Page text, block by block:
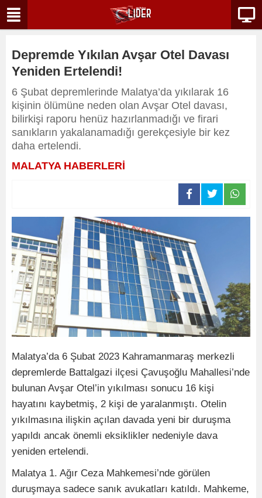
Depremde Yıkılan Avşar Otel Davası
Yeniden Ertelendi!
6 Şubat depremlerinde Malatya’da yıkılarak 16
kişinin ölümüne neden olan Avşar Otel davası,
bilirkişi raporu henüz hazırlanmadığı ve firari
sanıkların yakalanamadığı gerekçesiyle bir kez
daha ertelendi.
MALATYA HABERLERİ
Malatya’da 6 Şubat 2023 Kahramanmaraş merkezli
depremlerde Battalgazi ilçesi Çavuşoğlu Mahallesi’nde
bulunan Avşar Otel’in yıkılması sonucu 16 kişi
hayatını kaybetmiş, 2 kişi de yaralanmıştı. Otelin
yıkılmasına ilişkin açılan davada yeni bir duruşma
yapıldı ancak önemli eksiklikler nedeniyle dava
yeniden ertelendi.
Malatya 1. Ağır Ceza Mahkemesi’nde görülen
duruşmaya sadece sanık avukatları katıldı. Mahkeme,